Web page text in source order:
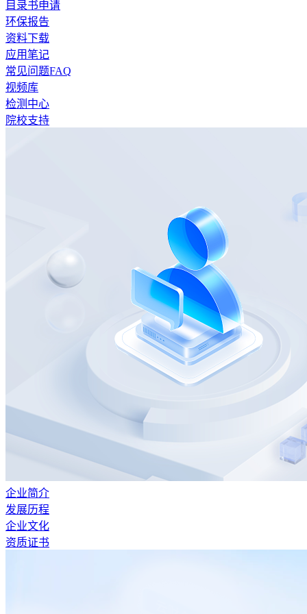
目录书申请
环保报告
资料下载
应用笔记
常见问题FAQ
视频库
检测中心
院校支持
企业简介
发展历程
企业文化
资质证书